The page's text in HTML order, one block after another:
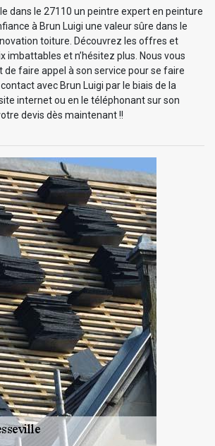
dans le 27110 un peintre expert en peinture
à Brun Luigi une valeur sûre dans le
toiture. Découvrez les offres et
imbattables et n’hésitez plus. Nous vous
de faire appel à son service pour se faire
avec Brun Luigi par le biais de la
internet ou en le téléphonant sur son
devis dès maintenant !!